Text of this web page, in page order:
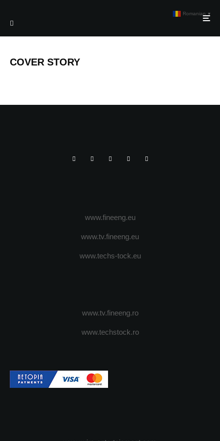
COVER STORY
www.fineeng.eu
www.tv.fineeng.eu
www.techs-tock.eu
www.tv.fineeng.ro
www.techstock.ro
Romanian ▼